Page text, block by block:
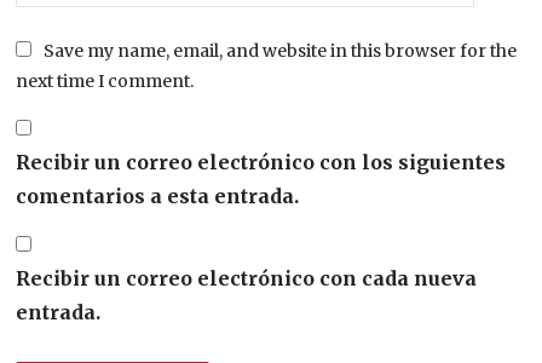
Save my name, email, and website in this browser for the
next time I comment.
Recibir un correo electrónico con los siguientes
comentarios a esta entrada.
Recibir un correo electrónico con cada nueva
entrada.